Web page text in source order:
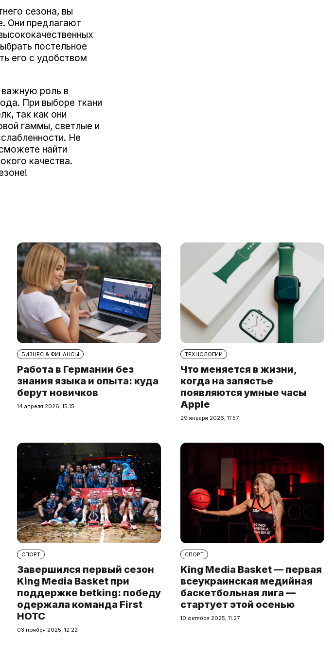
сезона, вы
Они предлагают
постельное
его с удобством
важную роль в
При выборе ткани
так как они
гаммы, светлые и
Не
найти
качества.
БИЗНЕС & ФИНАНСЫ
Работа в Германии без
знания языка и опыта: куда
берут новичков
14 апреля 2026, 15:15
ТЕХНОЛОГИИ
Что меняется в жизни,
когда на запястье
появляются умные часы
Apple
29 января 2026, 11:57
СПОРТ
Завершился первый сезон
King Media Basket при
поддержке betking: победу
одержала команда First
HOTC
03 ноября 2025, 12:22
СПОРТ
King Media Basket — первая
всеукраинская медийная
баскетбольная лига —
стартует этой осенью
10 октября 2025, 11:27